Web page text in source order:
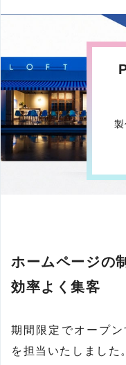
ホームページの
効率よく集客
期間限定でオープ
を担当いたしました